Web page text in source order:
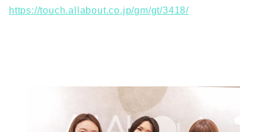
https://touch.allabout.co.jp/gm/gt/3418/